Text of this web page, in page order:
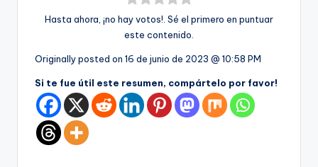
Hasta ahora, ¡no hay votos!. Sé el primero en puntuar
este contenido.
Originally posted on 16 de junio de 2023 @ 10:58 PM
Si te fue útil este resumen, compártelo por favor!